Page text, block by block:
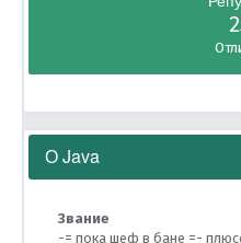
О Java
Звание
-= пока шеф в бане =-